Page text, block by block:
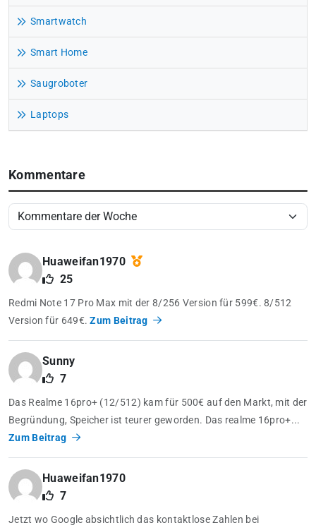
Smartwatch
Smart Home
Saugroboter
Laptops
Kommentare
Huaweifan1970
25
Redmi Note 17 Pro Max mit der 8/256 Version für 599€. 8/512
Version für 649€.Zum Beitrag
Sunny
7
Das Realme 16pro+ (12/512) kam für 500€ auf den Markt, mit der
Begründung, Speicher ist teurer geworden. Das realme 16pro+...
Zum Beitrag
Huaweifan1970
7
Jetzt wo Google absichtlich das kontaktlose Zahlen bei